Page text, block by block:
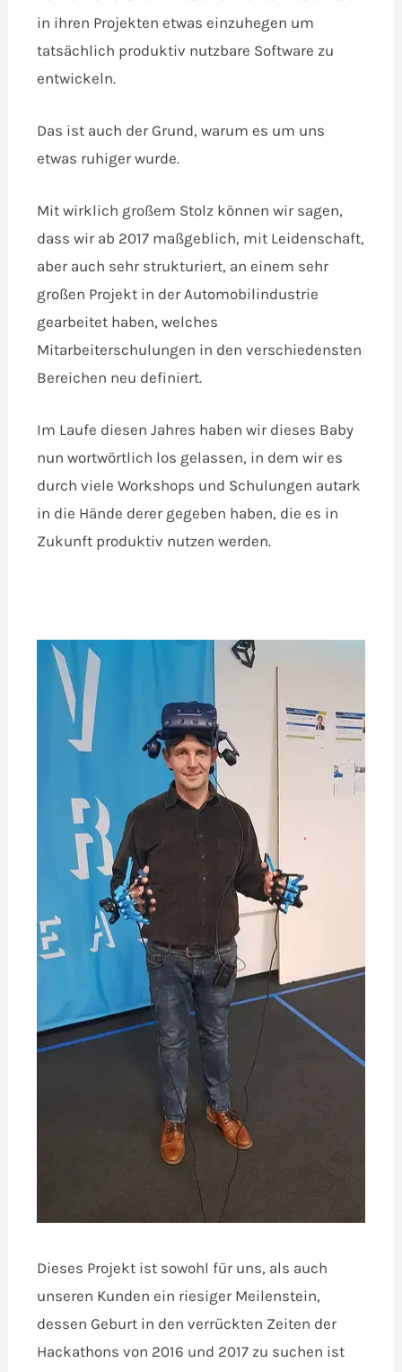
in ihren Projekten etwas einzuhegen um
tatsächlich produktiv nutzbare Software zu
entwickeln.
Das ist auch der Grund, warum es um uns
etwas ruhiger wurde.
Mit wirklich großem Stolz können wir sagen,
dass wir ab 2017 maßgeblich, mit Leidenschaft,
aber auch sehr strukturiert, an einem sehr
großen Projekt in der Automobilindustrie
gearbeitet haben, welches
Mitarbeiterschulungen in den verschiedensten
Bereichen neu definiert.
Im Laufe diesen Jahres haben wir dieses Baby
nun wortwörtlich los gelassen, in dem wir es
durch viele Workshops und Schulungen autark
in die Hände derer gegeben haben, die es in
Zukunft produktiv nutzen werden.
Dieses Projekt ist sowohl für uns, als auch
unseren Kunden ein riesiger Meilenstein,
dessen Geburt in den verrückten Zeiten der
Hackathons von 2016 und 2017 zu suchen ist